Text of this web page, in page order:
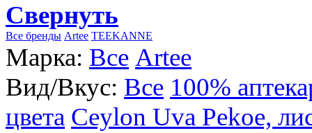
Свернуть
Все бренды Artee TEEKANNE
Марка: Все Artee
Вид/Вкус: Все 100%
цвета Ceylon Uva Pekoe,